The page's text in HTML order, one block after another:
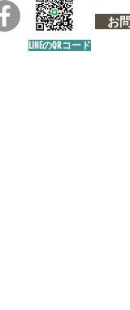
お
LINEのQRコード